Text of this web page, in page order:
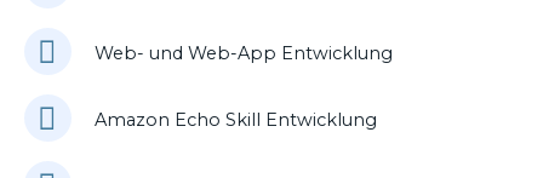
Web- und Web-App Entwicklung
Amazon Echo Skill Entwicklung